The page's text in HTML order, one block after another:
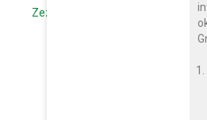
Zezwolenie na prowadzenie